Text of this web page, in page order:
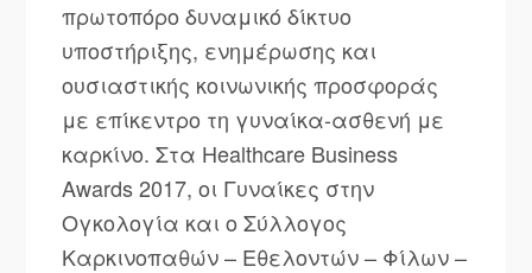
πρωτοπόρο δυναμικό δίκτυο
υποστήριξης, ενημέρωσης και
ουσιαστικής κοινωνικής προσφοράς
με επίκεντρο τη γυναίκα-ασθενή με
καρκίνο. Στα Healthcare Business
Awards 2017, οι Γυναίκες στην
Ογκολογία και o Σύλλογος
Καρκινοπαθών – Εθελοντών – Φίλων –